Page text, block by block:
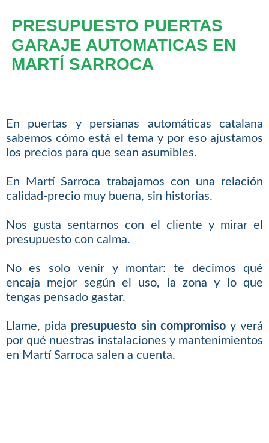
PRESUPUESTO PUERTAS
GARAJE AUTOMATICAS EN
MARTÍ SARROCA
En puertas y persianas automáticas catalana
sabemos cómo está el tema y por eso ajustamos
los precios para que sean asumibles.
En Martí Sarroca trabajamos con una relación
calidad-precio muy buena, sin historias.
Nos gusta sentarnos con el cliente y mirar el
presupuesto con calma.
No es solo venir y montar: te decimos qué
encaja mejor según el uso, la zona y lo que
tengas pensado gastar.
Llame, pida presupuesto sin compromisoy verá
por qué nuestras instalaciones y mantenimientos
en Martí Sarroca salen a cuenta.